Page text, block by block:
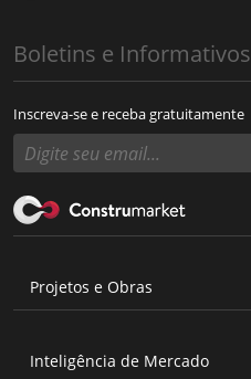
Boletins e Informativos
Inscreva-se e receba gratuitamente
Projetos e Obras
Inteligência de Mercado